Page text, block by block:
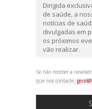
Dirigida
de saúde, a
notícias de
divulgadas em
os próximos
vão realizar.
Se não receber a
que nos contacte: